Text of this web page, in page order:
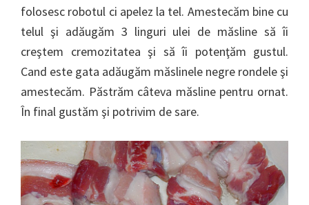
folosesc robotul ci apelez la tel. Amestecăm bine cu
telul şi adăugăm 3 linguri ulei de măsline să îi
creştem cremozitatea şi să îi potenţăm gustul.
Cand este gata adăugăm măslinele negre rondele şi
amestecăm. Păstrăm câteva măsline pentru ornat.
În final gustăm şi potrivim de sare.